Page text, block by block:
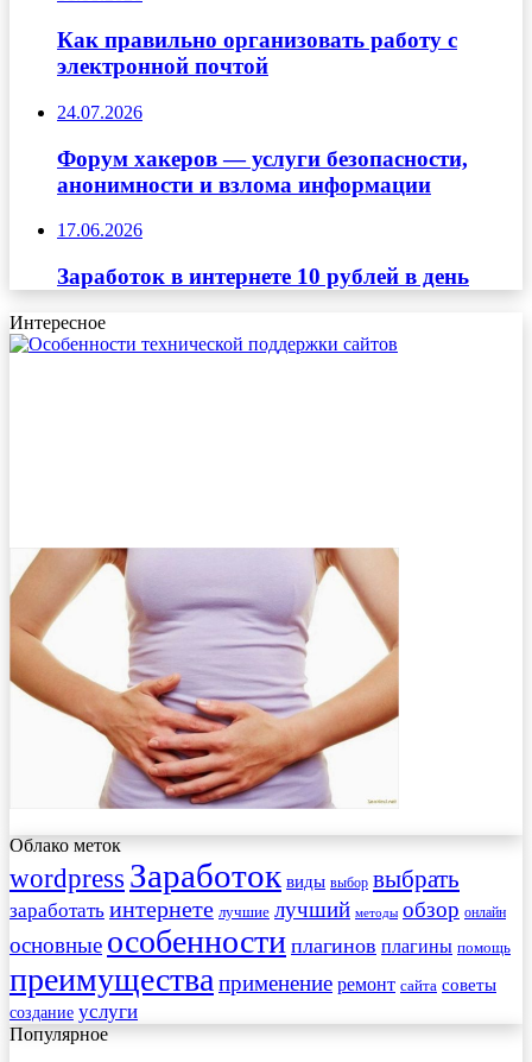
Как правильно организовать работу с
электронной почтой
24.07.2026
Форум хакеров — услуги безопасности,
анонимности и взлома информации
17.06.2026
Заработок в интернете 10 рублей в день
Интересное
Облако меток
wordpress Заработок виды выбор выбрать
заработать интернете лучшие лучший методы обзор онлайн
основные особенности плагинов плагины помощь
преимущества применение ремонт сайта советы
создание услуги
Популярное